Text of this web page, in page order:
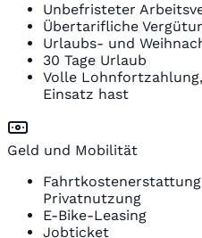
Unbefristeter
Übertarifliche
Urlaubs- und
30 Tage Urlaub
Volle
Einsatz hast
Geld und Mobilität
Privatnutzung
E-Bike-Leasing
Jobticket